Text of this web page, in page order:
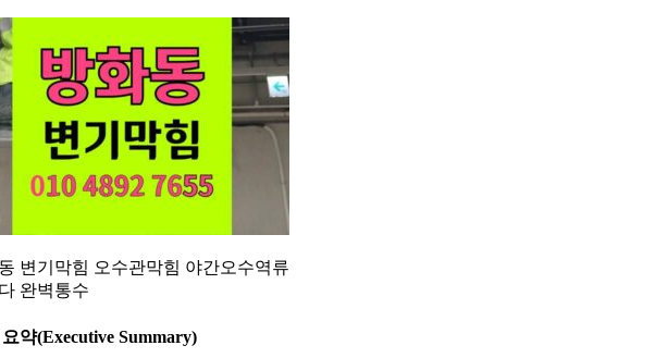
변기막힘 오수관막힘 야간오수역류
완벽통수
약(Executive Summary)